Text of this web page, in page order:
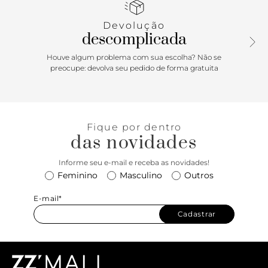
fivela lateral. Com palmilha marrom estofada e inscrição do
Devolução
descomplicada
Houve algum problema com sua escolha? Não se
preocupe: devolva seu pedido de forma gratuita
Fique por dentro
das novidades
Informe seu e-mail e receba as novidades!
Feminino Masculino Outros
E-mail*
Cadastrar